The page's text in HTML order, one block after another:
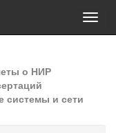
о НИР
системы и сети